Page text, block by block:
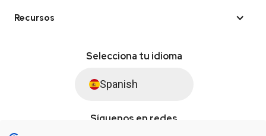
Recursos
Selecciona tu idioma
Spanish
Síguenos en redes